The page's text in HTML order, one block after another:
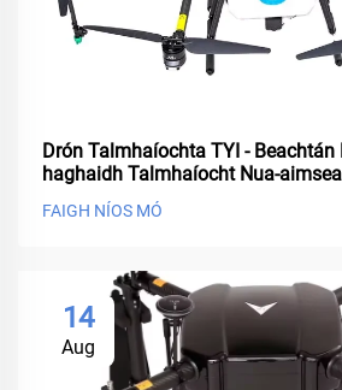
Drón Talmhaíochta TYI - Beachtán
haghaidh Talmhaíocht Nua-
FAIGH NÍOS MÓ
14
Aug